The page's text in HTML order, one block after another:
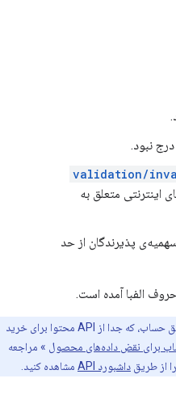
درج نبود.
[link] validation/
اینترنتی متعلق به
پذیرندگان از حد
الفبا آمده است.
برای مشکلات کیفیت داده‌ها یا تعلیق حساب، که جدا از API محتوا برای خرید
برای نقض داده‌های محصول » مراجعه
از طریق داشبورد API مشاهده کنید.